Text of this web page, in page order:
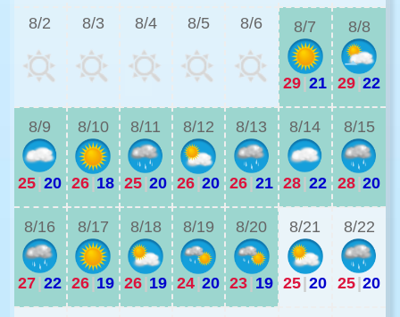
8/2 8/3 8/4 8/5 8/6 8/7
29|21
8/8
29|22
8/9
25|20
8/10
26|18
8/11
25|20
8/12
26|20
8/13
26|21
8/14
28|22
8/15
28|20
8/16
27|22
8/17
26|19
8/18
26|19
8/19
24|20
8/20
23| 19
8/21
25|20
8/22
25|20